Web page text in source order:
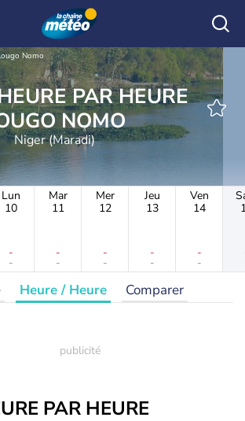
Nomo
PAR HEURE
NOMO
Niger (Maradi)
Lun
10
-
-
Mar
11
-
-
Mer
12
-
-
Jeu
13
-
-
Ven
14
-
-
Heure / Heure Comparer
PAR HEURE